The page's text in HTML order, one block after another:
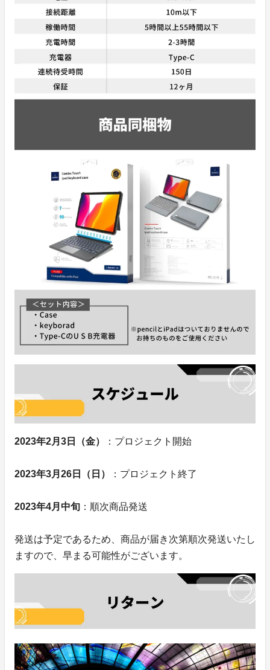
2023年2月3日（金） ：プロジェクト開始
2023年3月26日（日） ：プロジェクト終了
2023年4月中旬 ：順次商品発送
発送は予定であるため、商品が届き次第順次発送いたし
ますので、早まる可能性がございます。